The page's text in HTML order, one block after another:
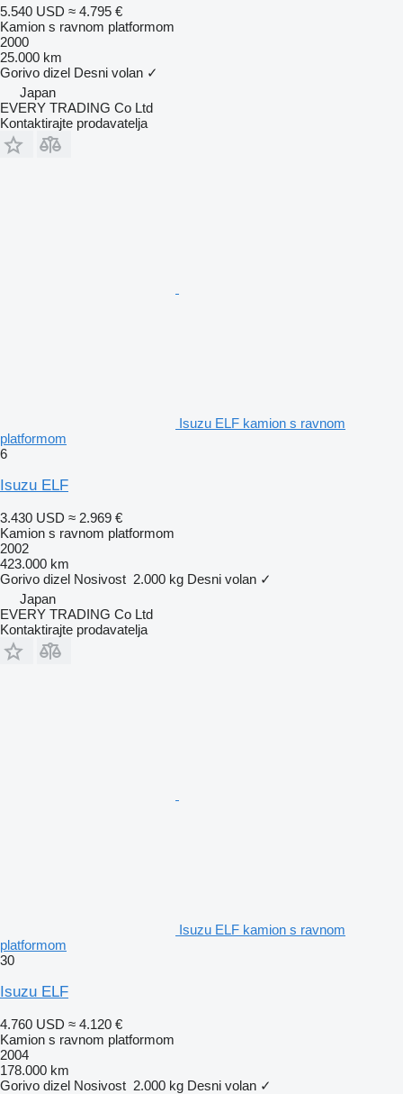
5.540 USD ≈ 4.795 €
Kamion s ravnom platformom
2000
25.000 km
Gorivo dizel Desni volan ✓
Japan
EVERY TRADING Co Ltd
Kontaktirajte prodavatelja
Isuzu ELF kamion s ravnom
platformom
6
Isuzu ELF
3.430 USD ≈ 2.969 €
Kamion s ravnom platformom
2002
423.000 km
Gorivo dizel Nosivost 2.000 kg Desni volan ✓
Japan
EVERY TRADING Co Ltd
Kontaktirajte prodavatelja
Isuzu ELF kamion s ravnom
platformom
30
Isuzu ELF
4.760 USD ≈ 4.120 €
Kamion s ravnom platformom
2004
178.000 km
Gorivo dizel Nosivost 2.000 kg Desni volan ✓